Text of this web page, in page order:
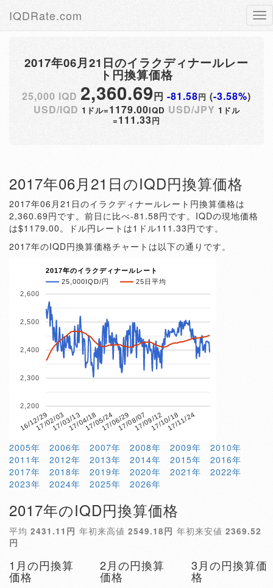
IQDRate.com
2017年06月21日のイラクディナールレー
ト円換算価格
25,000 IQD 2,360.69円 -81.58円 (-3.58%)
USD/IQD 1ドル=1179.00IQD USD/JPY 1ドル
=111.33円
2017年06月21日のIQD円換算価格
2017年06月21日のイラクディナールレート円換算価格は
2,360.69円です。前日に比べ-81.58円です。IQDの現地価格
は$1179.00。ドル円レートは1ドル111.33円です。
2017年のIQD円換算価格チャートは以下の通りです。
2017年のイラクディナールレート
25,000IQD/円
25日平均
16/12/2917/02/0317/03/1317/04/1817/05/2417/06/2917/08/0717/09/1217/10/1817/11/24
2,200
2,300
2,400
2,500
2,600
2005年 2006年 2007年 2008年 2009年
2010年
2011年
2012年 2013年 2014年 2015年
2016年
2017年
2018年 2019年 2020年 2021年
2022年
2023年
2024年 2025年 2026年
2017年のIQD円換算価格
平均 2431.11円 年初来高値 2549.18円 年初来安値 2369.52
円
1月の円換算
価格
2月の円換算
価格
3月の円換算価
格